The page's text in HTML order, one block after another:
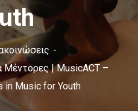
Μέντορες | MusicACT –
in Music for Youth